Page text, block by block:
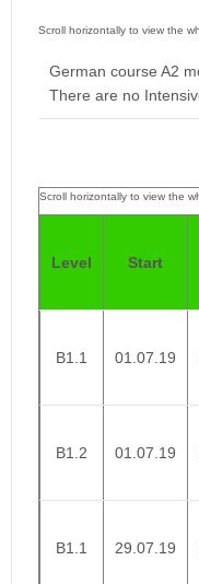
German course A2
There are no
Level Start
B1.1 01.07.19
B1.2 01.07.19
B1.1 29.07.19